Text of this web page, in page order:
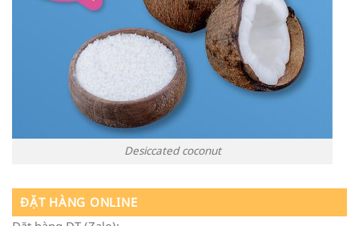
Desiccated coconut
ĐẶT HÀNG ONLINE